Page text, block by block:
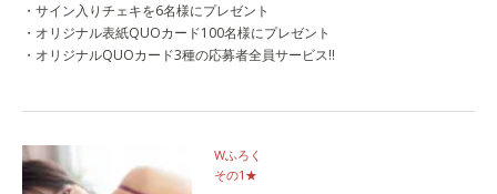
・サイン入りチェキを6名様にプレゼント
・オリジナル表紙QUOカード100名様にプレゼント
・オリジナルQUOカード3種の応募者全員サービス‼
Wふろく
その1★